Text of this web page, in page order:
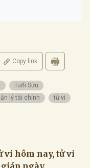
Copy link
Tuổi Sửu
lý tài chính
tử vi
vi hôm nay, tử vi